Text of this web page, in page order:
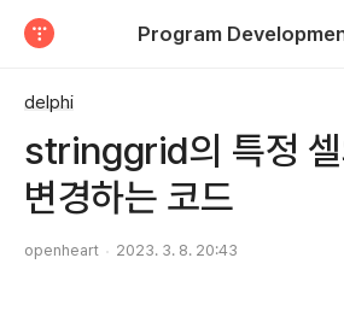
Program
delphi
stringgrid의 특정 셀
변경하는 코드
openheart 2023. 3. 8. 20:43